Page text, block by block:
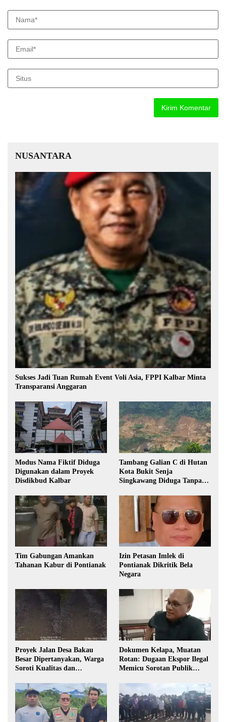
NUSANTARA
Sukses Jadi Tuan Rumah Event Voli Asia, FPPI Kalbar Minta
Transparansi Anggaran
Modus Nama Fiktif Diduga
Digunakan dalam Proyek
Disdikbud Kalbar
Tambang Galian C di Hutan
Kota Bukit Senja
Singkawang Diduga Tanpa
Tim Gabungan Amankan
Tahanan Kabur di Pontianak
Izin Petasan Imlek di
Pontianak Dikritik Bela
Negara
Proyek Jalan Desa Bakau
Besar Dipertanyakan, Warga
Soroti Kualitas dan
Pembangunan
Dokumen Kelapa, Muatan
Rotan: Dugaan Ekspor Ilegal
Memicu Sorotan Publik